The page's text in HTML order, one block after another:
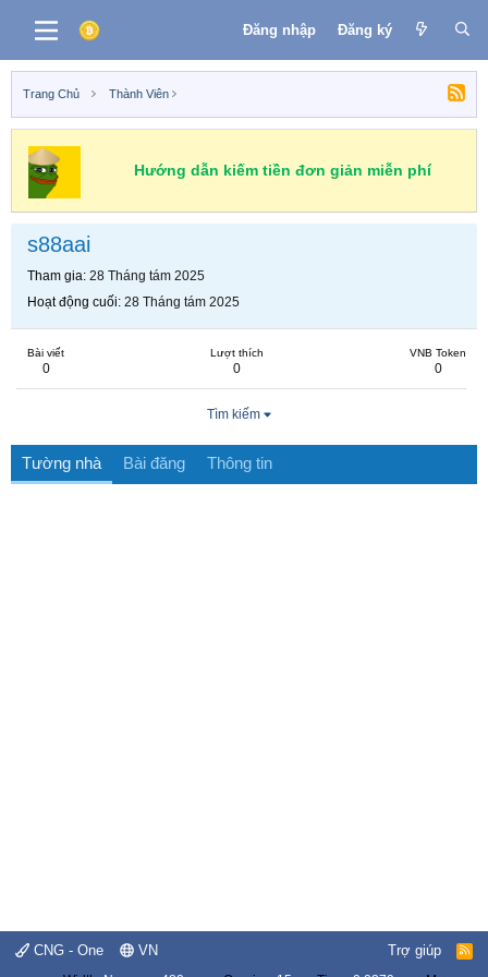
Đăng nhập Đăng ký
Trang Chủ Thành Viên
Hướng dẫn kiếm tiền đơn giản miễn phí
s88aai
Tham gia 28 Tháng tám 2025
Hoạt động cuối 28 Tháng tám 2025
Bài viết
0
Lượt thích
0
VNB Token
0
Tìm kiếm
Tường nhà Bài đăng Thông tin
CNG - One VN Trợ giúp
R